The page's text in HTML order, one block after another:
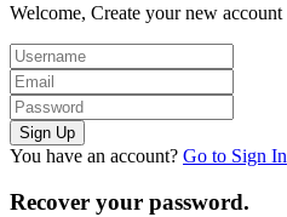
Welcome, Create your new account
You have an account? Go to Sign In
Recover your password.